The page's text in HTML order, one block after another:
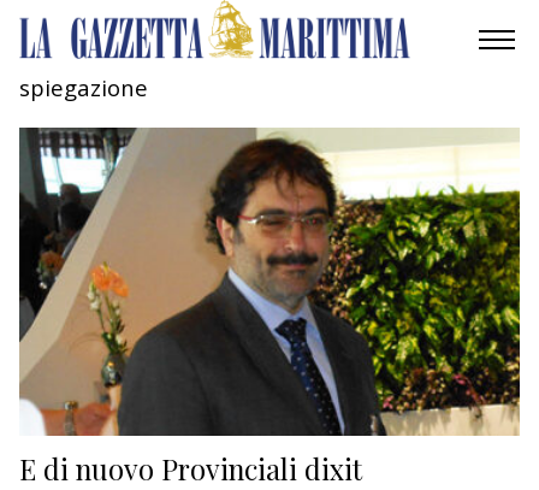
AMBIENTE
MOBILITÀ
INDUSTRIA
RICERCA
ECONOMIA
TURISMO
CULTURA
spiegazione
E di nuovo Provinciali dixit